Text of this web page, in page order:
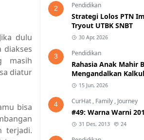
dulu
diakses
masih
diatur
bisa
terjadi.
2 Pendidikan
Strategi Lolos PTN
Tryout UTBK SNBT
30 Apr, 2026
3 Pendidikan
Rahasia Anak Mahir
Mengandalkan
15 Jun, 2026
4 CurHat , Family , Journey
#49: Warna Warni
31 Des, 2013 24